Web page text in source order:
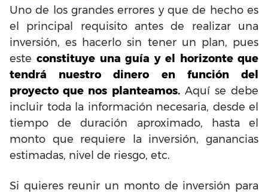
Uno de los grandes errores y que de hecho es
el principal requisito antes de realizar una
inversión, es hacerlo sin tener un plan, pues
esteconstituye una guía y el horizonte que
tendrá nuestro dinero en función del
proyecto que nos planteamos.Aquí se debe
incluir toda la información necesaria, desde el
tiempo de duración aproximado, hasta el
monto que requiere la inversión, ganancias
estimadas, nivel de riesgo, etc.
Si quieres reunir un monto de inversión para